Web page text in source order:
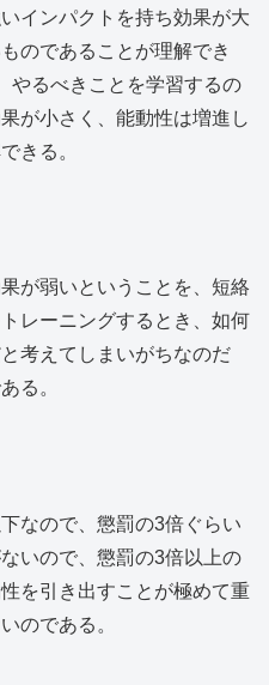
インパクトを持ち効果が大
のであることが理解でき
やるべきことを学習するの
が小さく、能動性は増進し
きる。
が弱いということを、短絡
レーニングするとき、如何
考えてしまいがちなのだ
る。
なので、懲罰の3倍ぐらい
いので、懲罰の3倍以上の
を引き出すことが極めて重
のである。